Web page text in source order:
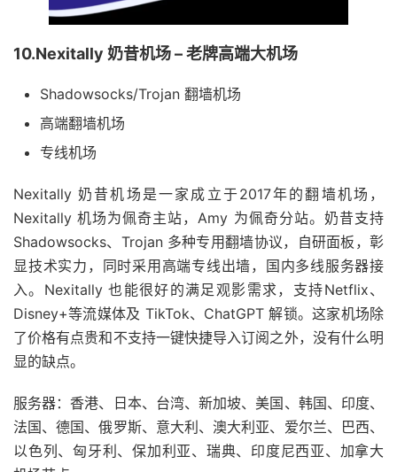
10.Nexitally 奶昔机场 – 老牌高端大机场
Shadowsocks/Trojan 翻墙机场
高端翻墙机场
专线机场
Nexitally 奶昔机场是一家成立于2017年的翻墙机场，
Nexitally 机场为佩奇主站，Amy 为佩奇分站。奶昔支持
Shadowsocks、Trojan 多种专用翻墙协议，自研面板，彰
显技术实力，同时采用高端专线出墙，国内多线服务器接
入。Nexitally 也能很好的满足观影需求，支持Netflix、
Disney+等流媒体及 TikTok、ChatGPT 解锁。这家机场除
了价格有点贵和不支持一键快捷导入订阅之外，没有什么明
显的缺点。
服务器：香港、日本、台湾、新加坡、美国、韩国、印度、
法国、德国、俄罗斯、意大利、澳大利亚、爱尔兰、巴西、
以色列、匈牙利、保加利亚、瑞典、印度尼西亚、加拿大